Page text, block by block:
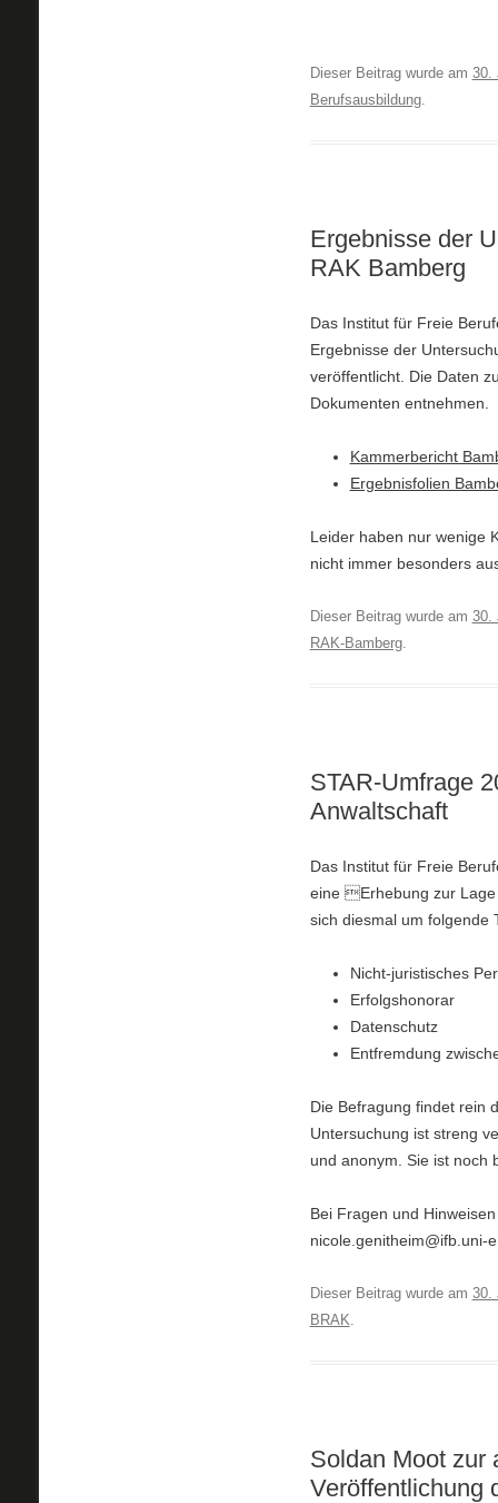
Dieser Beitrag wurde am 30.
Berufsausbildung.
Ergebnisse der
RAK Bamberg
Das Institut für Freie
Ergebnisse der
veröffentlicht. Die Daten
Dokumenten entnehmen.
Kammerbericht
Ergebnisfolien
Leider haben nur wenige
nicht immer besonders
Dieser Beitrag wurde am 30.
RAK-Bamberg.
STAR-Umfrage
Anwaltschaft
Das Institut für Freie
eine Erhebung zur Lage
sich diesmal um folgende
Nicht-juristisches
Erfolgshonorar
Datenschutz
Entfremdung
Die Befragung findet rein
Untersuchung ist streng
und anonym. Sie ist noch
Bei Fragen und
nicole.genitheim@ifb.uni-
Dieser Beitrag wurde am 30.
BRAK.
Soldan Moot zur
Veröffentlichung